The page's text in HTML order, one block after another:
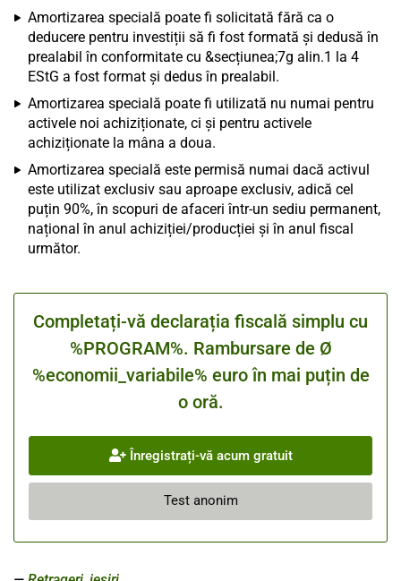
Amortizarea specială poate fi solicitată fără ca o
deducere pentru investiții să fi fost formată și dedusă în
prealabil în conformitate cu &secțiunea;7g alin.1 la 4
EStG a fost format și dedus în prealabil.
Amortizarea specială poate fi utilizată nu numai pentru
activele noi achiziționate, ci și pentru activele
achiziționate la mâna a doua.
Amortizarea specială este permisă numai dacă activul
este utilizat exclusiv sau aproape exclusiv, adică cel
puțin 90%, în scopuri de afaceri într-un sediu permanent,
național în anul achiziției/producției și în anul fiscal
următor.
Completați-vă declarația fiscală simplu cu
%PROGRAM%. Rambursare de Ø
%economii_variabile% euro în mai puțin de
o oră.
Înregistrați-vă acum gratuit
Test anonim